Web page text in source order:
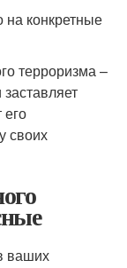
на конкретные
терроризма –
его
своих
ваших